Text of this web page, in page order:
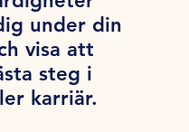
under din
visa att
steg i
karriär.